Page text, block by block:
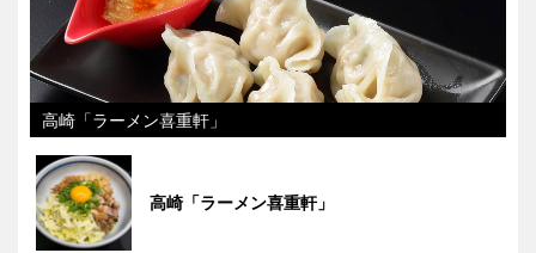
高崎「ラーメン喜重軒」
高崎「ラーメン喜重軒」